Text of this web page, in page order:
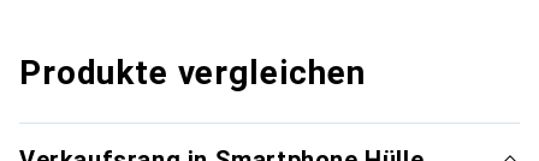
Produkte vergleichen